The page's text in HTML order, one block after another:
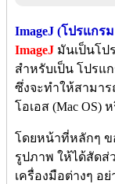
ImageJ (โปรแกร
ImageJ มันเป็นโป
สำหรับเป็น โปรแ
ซึ่งจะทำให้สามาร
โอเอส (Mac OS)
โดยหน้าที่หลักๆ ข
รูปภาพ ให้ได้สัดส่
เครื่องมือต่างๆ อ